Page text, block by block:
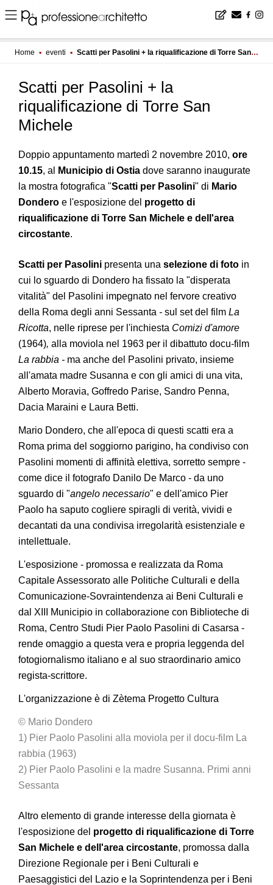
Home ▪ eventi ▪ Scatti per Pasolini + la riqualificazione di Torre San Michele
Scatti per Pasolini + la
riqualificazione di Torre San
Michele
Doppio appuntamento martedì 2 novembre 2010, ore
10.15, al Municipio di Ostia dove saranno inaugurate
la mostra fotografica "Scatti per Pasolini" di Mario
Dondero e l'esposizione del progetto di
riqualificazione di Torre San Michele e dell'area
circostante.
Scatti per Pasolini presenta una selezione di foto in
cui lo sguardo di Dondero ha fissato la "disperata
vitalità" del Pasolini impegnato nel fervore creativo
della Roma degli anni Sessanta - sul set del film La
Ricotta, nelle riprese per l'inchiesta Comizi d'amore
(1964), alla moviola nel 1963 per il dibattuto docu-film
La rabbia - ma anche del Pasolini privato, insieme
all'amata madre Susanna e con gli amici di una vita,
Alberto Moravia, Goffredo Parise, Sandro Penna,
Dacia Maraini e Laura Betti.
Mario Dondero, che all'epoca di questi scatti era a
Roma prima del soggiorno parigino, ha condiviso con
Pasolini momenti di affinità elettiva, sorretto sempre -
come dice il fotografo Danilo De Marco - da uno
sguardo di "angelo necessario" e dell'amico Pier
Paolo ha saputo cogliere spiragli di verità, vividi e
decantati da una condivisa irregolarità esistenziale e
intellettuale.
L'esposizione - promossa e realizzata da Roma
Capitale Assessorato alle Politiche Culturali e della
Comunicazione-Sovraintendenza ai Beni Culturali e
dal XIII Municipio in collaborazione con Biblioteche di
Roma, Centro Studi Pier Paolo Pasolini di Casarsa -
rende omaggio a questa vera e propria leggenda del
fotogiornalismo italiano e al suo straordinario amico
regista-scrittore.
L'organizzazione è di Zètema Progetto Cultura
© Mario Dondero
1) Pier Paolo Pasolini alla moviola per il docu-film La
rabbia (1963)
2) Pier Paolo Pasolini e la madre Susanna. Primi anni
Sessanta
Altro elemento di grande interesse della giornata è
l'esposizione del progetto di riqualificazione di Torre
San Michele e dell'area circostante, promossa dalla
Direzione Regionale per i Beni Culturali e
Paesaggistici del Lazio e la Soprintendenza per i Beni